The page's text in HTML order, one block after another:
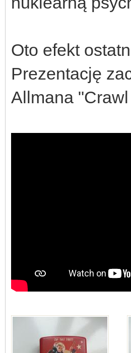
Oto efekt
Prezentację
Allmana